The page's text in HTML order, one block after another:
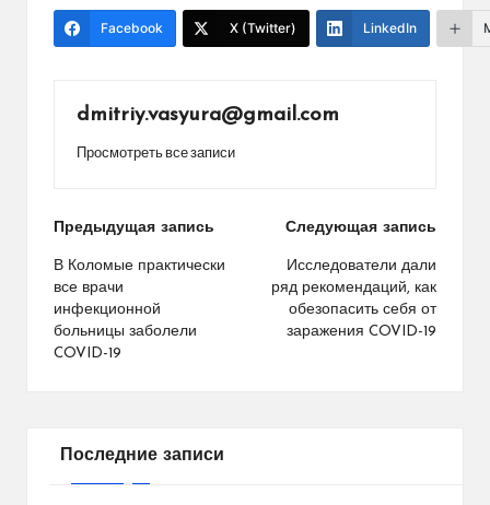
Facebook X (Twitter) LinkedIn
dmitriy.vasyura@gmail.com
Просмотреть все записи
Навигация
по
записям
Предыдущая запись
В Коломые практически
все врачи
инфекционной
больницы заболели
COVID-19
Следующая запись
Исследователи дали
ряд рекомендаций, как
обезопасить себя от
заражения COVID-19
Последние записи